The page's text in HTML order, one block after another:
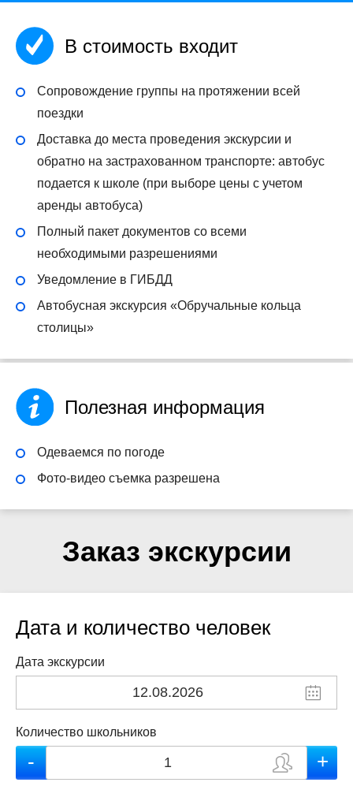
В стоимость входит
Сопровождение группы на протяжении всей
поездки
Доставка до места проведения экскурсии и
обратно на застрахованном транспорте: автобус
подается к школе (при выборе цены с учетом
аренды автобуса)
Полный пакет документов со всеми
необходимыми разрешениями
Уведомление в ГИБДД
Автобусная экскурсия «Обручальные кольца
столицы»
Полезная информация
Одеваемся по погоде
Фото-видео съемка разрешена
Заказ экскурсии
Дата и количество человек
Дата экскурсии
Количество школьников